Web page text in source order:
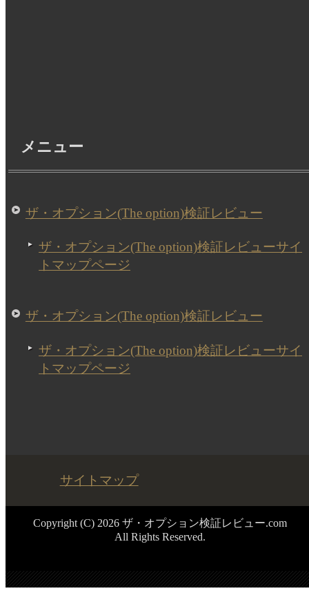
メニュー
ザ・オプション(The option)検証レビュー
ザ・オプション(The option)検証レビューサイ
トマップページ
ザ・オプション(The option)検証レビュー
ザ・オプション(The option)検証レビューサイ
トマップページ
サイトマップ
Copyright (C) 2026 ザ・オプション検証レビュー.com
All Rights Reserved.